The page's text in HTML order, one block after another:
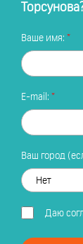
Ваше имя:
E-mail:
Ваш город
Даю